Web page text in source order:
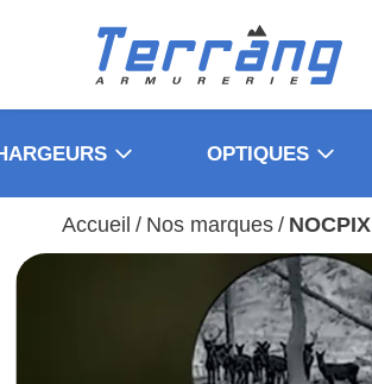
OPTIQUES
Accueil / Nos marques / NOCPIX